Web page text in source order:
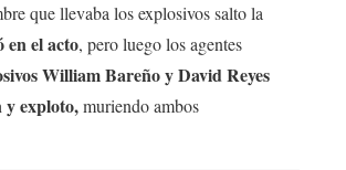
que llevaba los explosivos salto la
en el acto, pero luego los agentes
William Bareño y David Reyes
exploto,muriendo ambos